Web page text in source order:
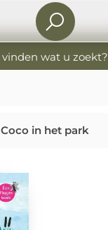
Coco in het park